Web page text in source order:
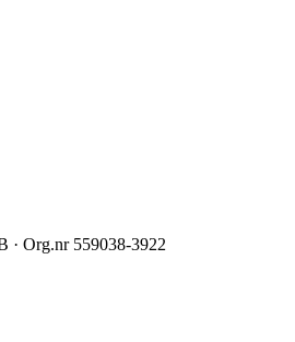
· Org.nr 559038-3922